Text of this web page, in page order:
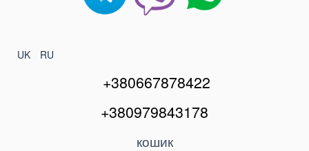
UK RU
+380667878422
+380979843178
кошик